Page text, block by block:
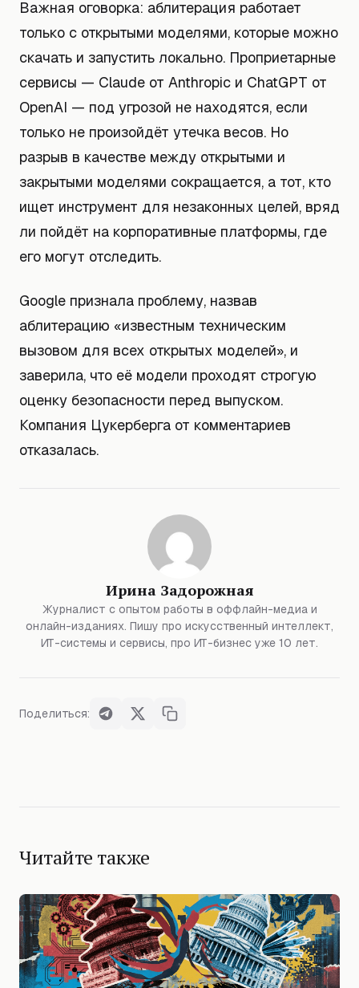
Важная оговорка: аблитерация работает
только с открытыми моделями, которые можно
скачать и запустить локально. Проприетарные
сервисы — Claude от Anthropic и ChatGPT от
OpenAI — под угрозой не находятся, если
только не произойдёт утечка весов. Но
разрыв в качестве между открытыми и
закрытыми моделями сокращается, а тот, кто
ищет инструмент для незаконных целей, вряд
ли пойдёт на корпоративные платформы, где
его могут отследить.
Google признала проблему, назвав
аблитерацию «известным техническим
вызовом для всех открытых моделей», и
заверила, что её модели проходят строгую
оценку безопасности перед выпуском.
Компания Цукерберга от комментариев
отказалась.
Ирина Задорожная
Журналист с опытом работы в оффлайн-медиа и
онлайн-изданиях. Пишу про искусственный интеллект,
ИТ-системы и сервисы, про ИТ-бизнес уже 10 лет.
Поделиться:
Читайте также